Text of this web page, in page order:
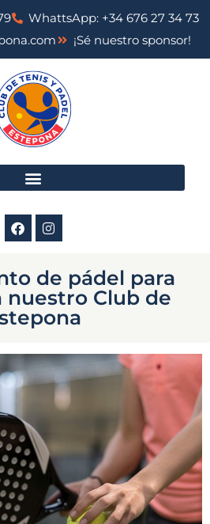
WhattsApp: +34 676 27 34 73
¡Sé nuestro sponsor!
de pádel para
nuestro Club de